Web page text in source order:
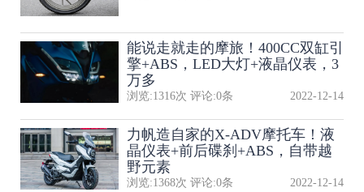
能说走就走的摩旅！400CC双缸引
擎+ABS，LED大灯+液晶仪表，3
万多
浏览:1316次 评论:0条 2022-12-14
力帆造自家的X-ADV摩托车！液
晶仪表+前后碟刹+ABS，自带越
野元素
浏览:1368次 评论:0条 2022-12-14